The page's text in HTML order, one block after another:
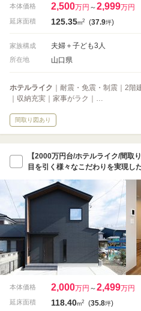
本体価格 2,500万円 ～2,999万円
延床面積 125.35m2 (37.9坪)
家族構成 夫婦＋子ども3人
所在地 山口県
ホテルライク ｜耐震・免震・制震｜2階
｜収納充実｜家事がラク｜…
間取り図あり
【2000万円台/ホテルライク/間取
目を引く様々なこだわりを実現し
本体価格 2,000万円 ～2,499万円
延床面積 118.40m2 (35.8坪)